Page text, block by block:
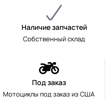
Наличие запчастей
Собственный склад
Под заказ
Мотоциклы под заказ из США